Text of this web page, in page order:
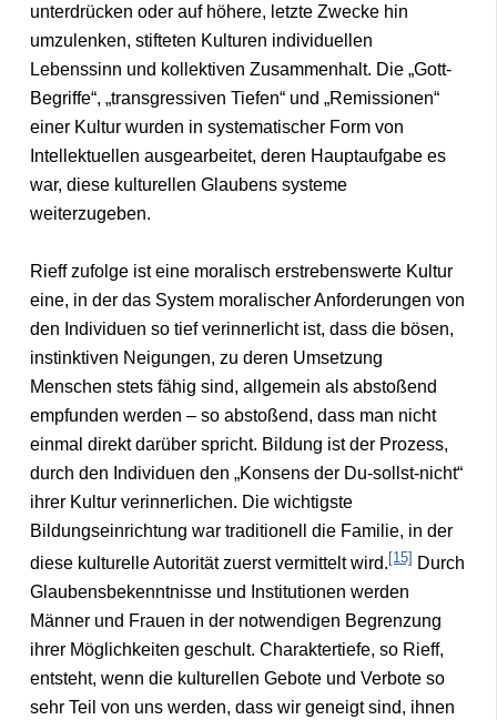
unterdrücken oder auf höhere, letzte Zwecke hin
umzulenken, stifteten Kulturen individuellen
Lebenssinn und kollektiven Zusammenhalt. Die „Gott-
Begriffe“, „transgressiven Tiefen“ und „Remissionen“
einer Kultur wurden in systematischer Form von
Intellektuellen ausgearbeitet, deren Hauptaufgabe es
war, diese kulturellen Glaubens systeme
weiterzugeben.
Rieff zufolge ist eine moralisch erstrebenswerte Kultur
eine, in der das System moralischer Anforderungen von
den Individuen so tief verinnerlicht ist, dass die bösen,
instinktiven Neigungen, zu deren Umsetzung
Menschen stets fähig sind, allgemein als abstoßend
empfunden werden – so abstoßend, dass man nicht
einmal direkt darüber spricht. Bildung ist der Prozess,
durch den Individuen den „Konsens der Du-sollst-nicht“
ihrer Kultur verinnerlichen. Die wichtigste
Bildungseinrichtung war traditionell die Familie, in der
diese kulturelle Autorität zuerst vermittelt wird.[15] Durch
Glaubensbekenntnisse und Institutionen werden
Männer und Frauen in der notwendigen Begrenzung
ihrer Möglichkeiten geschult. Charaktertiefe, so Rieff,
entsteht, wenn die kulturellen Gebote und Verbote so
sehr Teil von uns werden, dass wir geneigt sind, ihnen